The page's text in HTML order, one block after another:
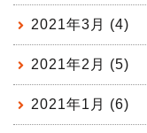
2021年3月 (4)
2021年2月 (5)
2021年1月 (6)